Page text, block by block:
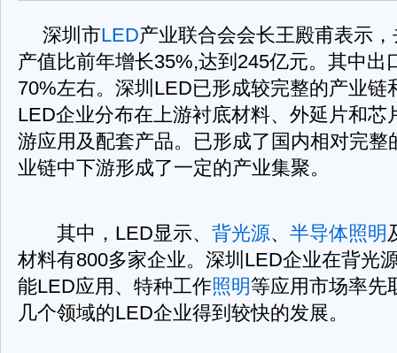
深圳市LED产业联合会会长王殿甫表示
产值比前年增长35%,达到245亿元。其中出
70%左右。深圳LED已形成较完整的产业链
LED企业分布在上游衬底材料、外延片和芯
游应用及配套产品。已形成了国内相对完整
业链中下游形成了一定的产业集聚。
其中，LED显示、 背光源、 半导体照明
材料有800多家企业。深圳LED企业在背光
能LED应用、特种工作照明等应用市场率先
几个领域的LED企业得到较快的发展。